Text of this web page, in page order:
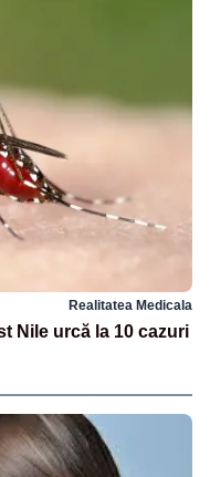
Realitatea Medicala
Nile urcă la 10 cazuri